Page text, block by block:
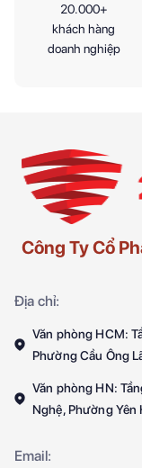
20.000+
khách hàng
doanh nghiệp
Công Ty Cổ
Địa chỉ:
Văn phòng HCM:
Phường Cầu Ông
Văn phòng HN:
Nghệ, Phường Yên
Email: